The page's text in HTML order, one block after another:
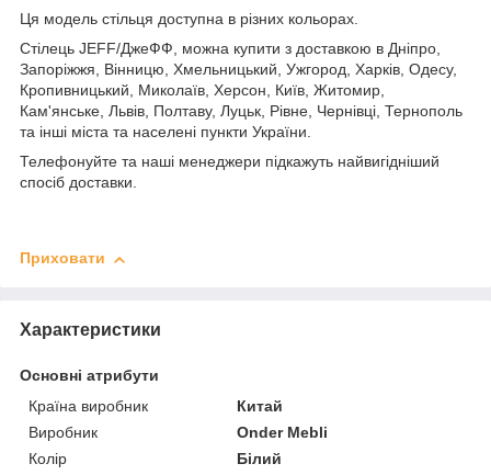
Ця модель стільця доступна в різних кольорах.
Стілець JEFF/ДжеФФ, можна купити з доставкою в Дніпро,
Запоріжжя, Вінницю, Хмельницький, Ужгород, Харків, Одесу,
Кропивницький, Миколаїв, Херсон, Київ, Житомир,
Кам'янське, Львів, Полтаву, Луцьк, Рівне, Чернівці, Тернополь
та інші міста та населені пункти України.
Телефонуйте та наші менеджери підкажуть найвигідніший
спосіб доставки.
Приховати
Характеристики
Основні атрибути
Країна виробник
Китай
Виробник
Onder Mebli
Колір
Білий